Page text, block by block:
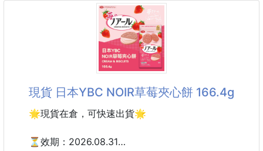
♡ 側邊加高，修飾腋下與背部線條
♡ 柔軟蕾絲面料，親膚透氣不悶熱
♡ 三排三扣設計，穩定貼合
♡ 多尺寸、多色可選
粉色｜杏色｜霧藍｜黑色
📏 尺寸建議
▪ M｜40–50
減少浪費調味料，更能準確的均勻灑在食物上不費力的
除了能將麵粉過篩之外，還可以灑糖粉在蛋糕上或是巧
好拆洗設計，讓做菜也可以很高雅
🍳可將麵粉小範圍過篩，減少浪費
🍳製作甜點的最佳小幫手，除了篩麵粉，也可用於灑
🍳可拆解清洗，保持乾淨
現貨 日本YBC NOIR草莓夾心餅 166.4g
🌟現貨在倉，可快速出貨🌟
⏳效期：2026.08.31